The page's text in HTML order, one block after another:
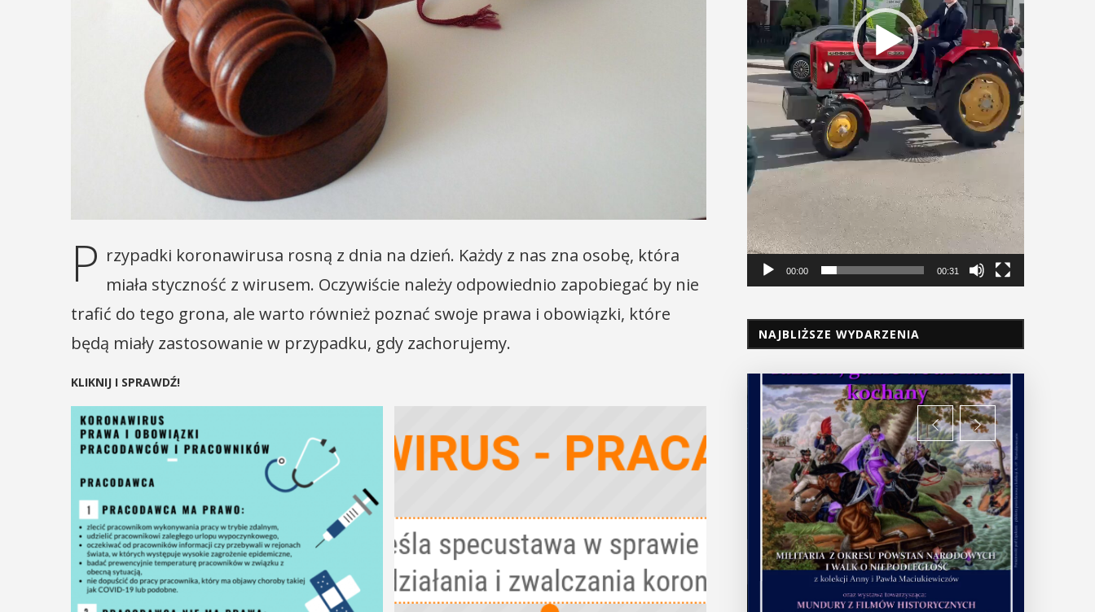
P rzypadki koronawirusa rosną z dnia na dzień. Każdy z nas zna osobę, która
miała styczność z wirusem. Oczywiście należy odpowiednio zapobiegać by nie
trafić do tego grona, ale warto również poznać swoje prawa i obowiązki, które
będą miały zastosowanie w przypadku, gdy zachorujemy.
KLIKNIJ I SPRAWDŹ!
00:00 00:31
NAJBLIŻSZE WYDARZENIA